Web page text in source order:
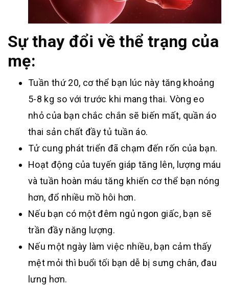
Sự thay đổi về thể trạng của
mẹ:
Tuần thứ 20, cơ thể bạn lúc này tăng khoảng
5-8 kg so với trước khi mang thai. Vòng eo
nhỏ của bạn chắc chắn sẽ biến mất, quần áo
thai sản chất đầy tủ tuần áo.
Tử cung phát triển đã chạm đến rốn của bạn.
Hoạt động của tuyến giáp tăng lên, lượng máu
và tuần hoàn máu tăng khiến cơ thể bạn nóng
hơn, đổ nhiều mồ hôi hơn.
Nếu bạn có một đêm ngủ ngon giấc, bạn sẽ
trần đầy năng lượng.
Nếu một ngày làm việc nhiều, bạn cảm thấy
mệt mỏi thì buổi tối bạn dễ bị sưng chân, đau
lưng hơn.